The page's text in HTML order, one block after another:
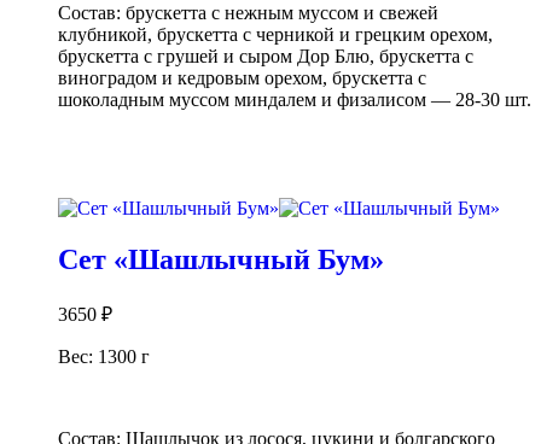
Состав: брускетта с нежным муссом и свежей
клубникой, брускетта с черникой и грецким орехом,
брускетта с грушей и сыром Дор Блю, брускетта с
виноградом и кедровым орехом, брускетта с
шоколадным муссом миндалем и физалисом — 28-30 шт.
Сет «Шашлычный Бум»
3650 ₽
Вес: 1300 г
Состав: Шашлычок из лосося, цукини и болгарского